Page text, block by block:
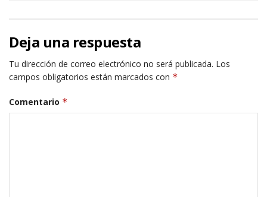
Deja una respuesta
Tu dirección de correo electrónico no será publicada. Los
campos obligatorios están marcados con *
Comentario *